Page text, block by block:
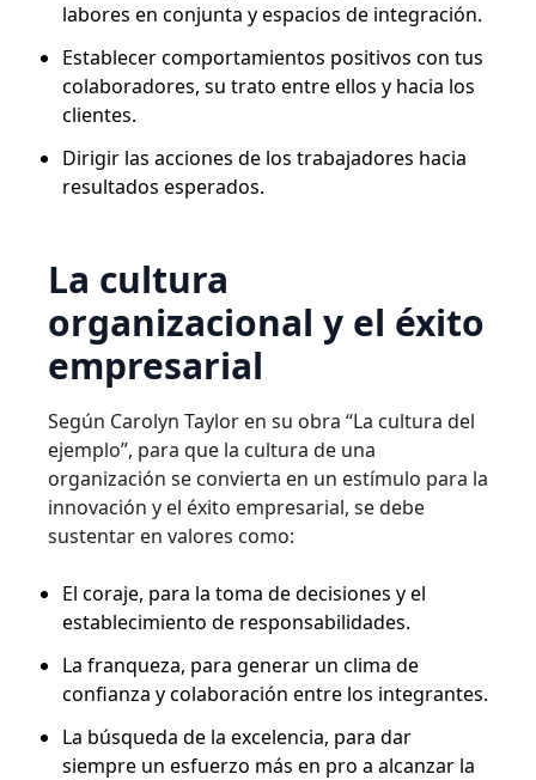
labores en conjunta y espacios de integración.
Establecer comportamientos positivos con tus
colaboradores, su trato entre ellos y hacia los
clientes.
Dirigir las acciones de los trabajadores hacia
resultados esperados.
La cultura
organizacional y el éxito
empresarial
Según Carolyn Taylor en su obra “La cultura del
ejemplo”, para que la cultura de una
organización se convierta en un estímulo para la
innovación y el éxito empresarial, se debe
sustentar en valores como:
El coraje, para la toma de decisiones y el
establecimiento de responsabilidades.
La franqueza, para generar un clima de
confianza y colaboración entre los integrantes.
La búsqueda de la excelencia, para dar
siempre un esfuerzo más en pro a alcanzar la